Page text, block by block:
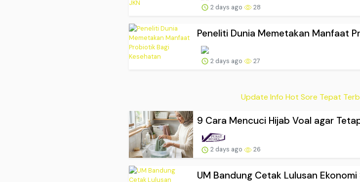
2 days ago 28
Peneliti Dunia Memetakan Manfaat
2 days ago 27
Update Info Hot Sore Tepat
9 Cara Mencuci Hijab Voal agar
2 days ago 26
UM Bandung Cetak Lulusan Ekonomi